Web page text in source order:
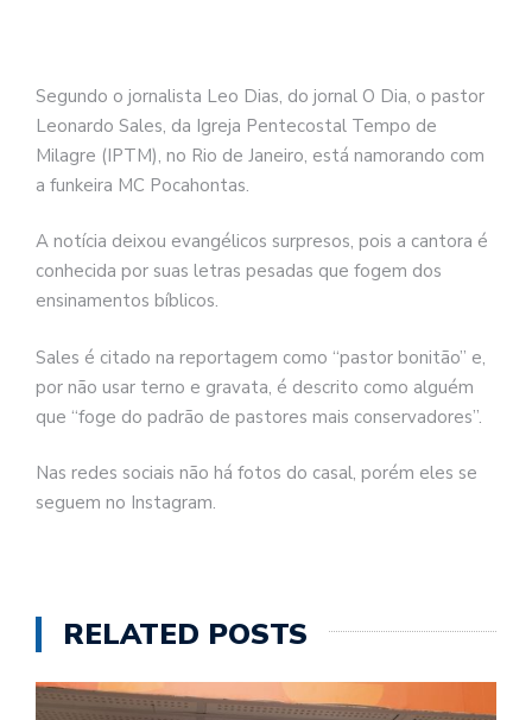
Segundo o jornalista Leo Dias, do jornal O Dia, o pastor
Leonardo Sales, da Igreja Pentecostal Tempo de
Milagre (IPTM), no Rio de Janeiro, está namorando com
a funkeira MC Pocahontas.
A notícia deixou evangélicos surpresos, pois a cantora é
conhecida por suas letras pesadas que fogem dos
ensinamentos bíblicos.
Sales é citado na reportagem como “pastor bonitão” e,
por não usar terno e gravata, é descrito como alguém
que “foge do padrão de pastores mais conservadores”.
Nas redes sociais não há fotos do casal, porém eles se
seguem no Instagram.
RELATED POSTS